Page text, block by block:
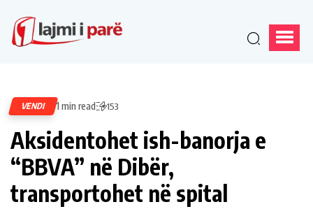
VENDI 1 min read 153
Aksidentohet ish-banorja e
“BBVA” në Dibër,
transportohet në spital